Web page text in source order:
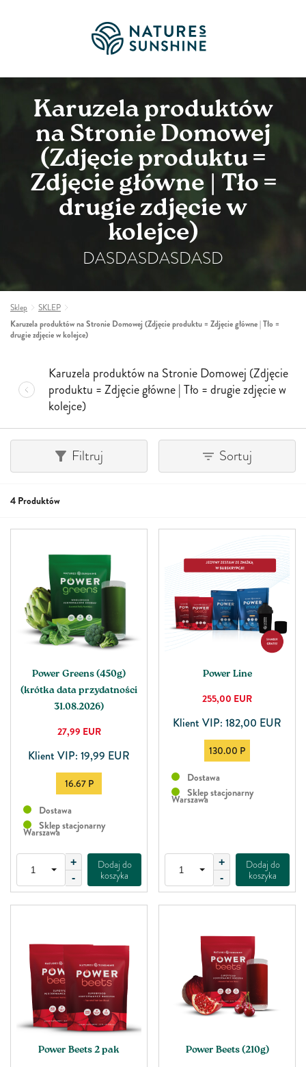
Karuzela produktów
na Stronie Domowej
(Zdjęcie produktu =
Zdjęcie główne | Tło =
drugie zdjęcie w
kolejce)
DASDASDASDASD
Sklep
SKLEP
Karuzela produktów na Stronie Domowej (Zdjęcie produktu = Zdjęcie główne | Tło =
drugie zdjęcie w kolejce)
Karuzela produktów na Stronie Domowej (Zdjęcie
produktu = Zdjęcie główne | Tło = drugie zdjęcie w
kolejce)
Filtruj Sortuj
4 Produktów
Power Greens (450g)
(krótka data przydatności
31.08.2026)
27,99 EUR
Klient VIP: 19,99 EUR
16.67 P
Dostawa
Sklep stacjonarny
Warszawa
+
-
Dodaj do
koszyka
Power Line
255,00 EUR
Klient VIP: 182,00 EUR
130.00 P
Dostawa
Sklep stacjonarny
Warszawa
+
-
Dodaj do
koszyka
Power Beets 2 pak Power Beets (210g)